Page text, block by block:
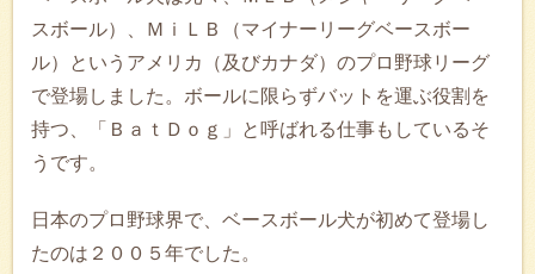
スボール）、ＭｉＬＢ（マイナーリーグベースボー
ル）というアメリカ（及びカナダ）のプロ野球リーグ
で登場しました。ボールに限らずバットを運ぶ役割を
持つ、「ＢａｔＤｏｇ」と呼ばれる仕事もしているそ
うです。
日本のプロ野球界で、ベースボール犬が初めて登場し
たのは２００５年でした。